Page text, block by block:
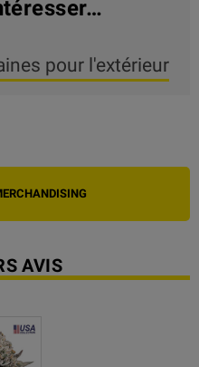
AVIS
pour l'extérieur